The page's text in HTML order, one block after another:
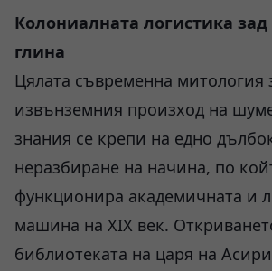
Колониалната логистика
глина
Цялата съвременна митология
извънземния произход на
знания се крепи на едно
неразбиране на начина, по
функционира академичната и
машина на XIX век.
библиотеката на царя на